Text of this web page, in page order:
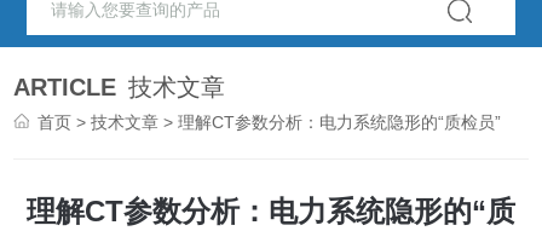
ARTICLE 技术文章
首页 >技术文章 > 理解CT参数分析：电力系统隐形的“质检员”
理解CT参数分析：电力系统隐形的“质